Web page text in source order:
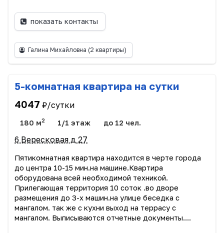
показать контакты
Галина Михайловна (2 квартиры)
5-комнатная квартира на сутки
4047 ₽/сутки
180 м2 1/1 этаж до 12 чел.
6 Вересковая д 27
Пятикомнатная квартира находится в черте города
до центра 10-15 мин.на машине.Квартира
оборудована всей необходимой техникой.
Прилегающая территория 10 соток .во дворе
размещения до 3-х машин.на улице беседка с
мангалом. так же с кухни выход на террасу с
мангалом. Выписываются отчетные документы....